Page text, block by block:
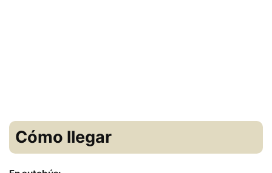
Cómo llegar